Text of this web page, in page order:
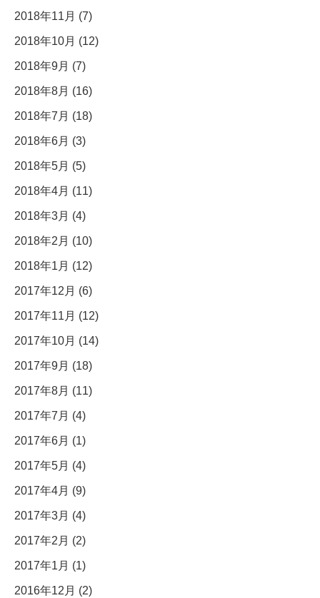
2018年11月 (7)
2018年10月 (12)
2018年9月 (7)
2018年8月 (16)
2018年7月 (18)
2018年6月 (3)
2018年5月 (5)
2018年4月 (11)
2018年3月 (4)
2018年2月 (10)
2018年1月 (12)
2017年12月 (6)
2017年11月 (12)
2017年10月 (14)
2017年9月 (18)
2017年8月 (11)
2017年7月 (4)
2017年6月 (1)
2017年5月 (4)
2017年4月 (9)
2017年3月 (4)
2017年2月 (2)
2017年1月 (1)
2016年12月 (2)